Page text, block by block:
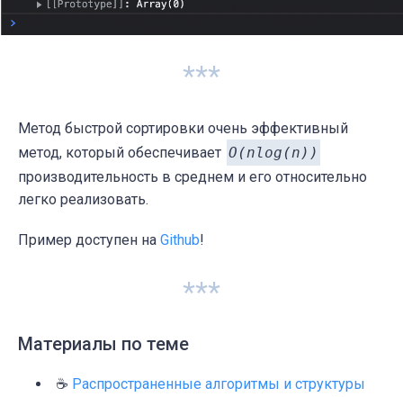
***
Метод быстрой сортировки очень эффективный
метод, который обеспечивает O(nlog(n))
производительность в среднем и его относительно
легко реализовать.
Пример доступен на Github!
***
Материалы по теме
☕ Распространенные алгоритмы и структуры